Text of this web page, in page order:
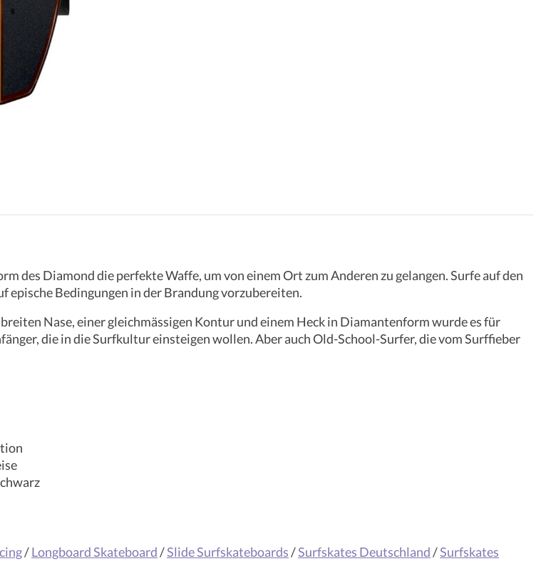
des Diamond die perfekte Waffe, um von einem Ort zum Anderen zu gelangen. Surfe auf den
epische Bedingungen in der Brandung vorzubereiten.
Nase, einer gleichmässigen Kontur und einem Heck in Diamantenform wurde es für
die in die Surfkultur einsteigen wollen. Aber auch Old-School-Surfer, die vom Surffieber
/Longboard Skateboard/Slide Surfskateboards/Surfskates Deutschland/Surfskates